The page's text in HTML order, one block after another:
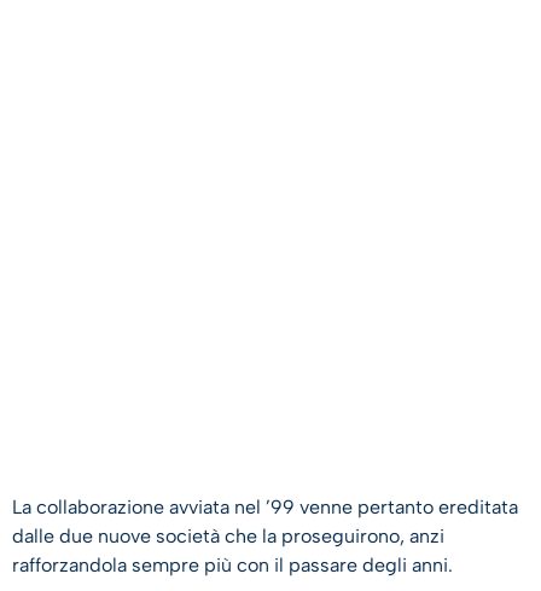
La collaborazione avviata nel ’99 venne pertanto ereditata
dalle due nuove società che la proseguirono, anzi
rafforzandola sempre più con il passare degli anni.